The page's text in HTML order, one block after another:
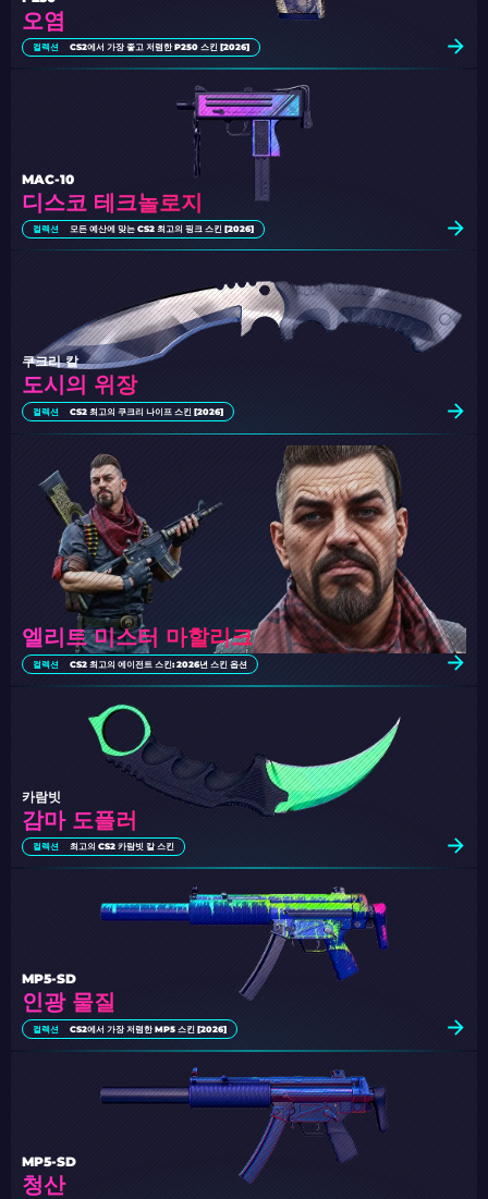
오염
컬렉션 CS2에서 가장 좋고 저렴한 P250 스킨 [2026]
디스코 테크놀로지
MAC-10
컬렉션 모든 예산에 맞는 CS2 최고의 핑크 스킨 [2026]
도시의 위장
쿠크리 칼
컬렉션 CS2 최고의 쿠크리 나이프 스킨 [2026]
엘리트 미스터 마할리크
컬렉션 CS2 최고의 에이전트 스킨: 2026년 스킨 옵션
감마 도플러
카람빗
컬렉션 최고의 CS2 카람빗 칼 스킨
인광 물질
MP5-SD
컬렉션 CS2에서 가장 저렴한 MP5 스킨 [2026]
청산
MP5-SD